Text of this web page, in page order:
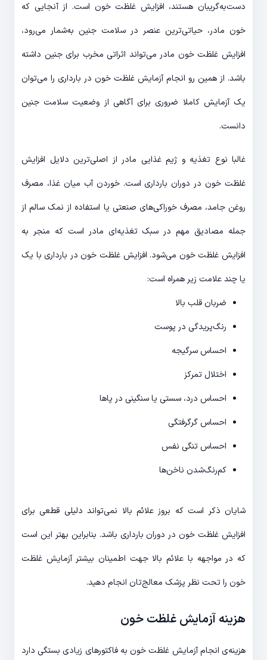
دست‌به‌گریبان هستند، افزایش غلظت خون است. از آنجایی که
خون مادر، حیاتی‌ترین عنصر در سلامت جنین به‌شمار می‌رود،
افزایش غلظت خون مادر می‌تواند اثراتی مخرب برای جنین داشته
باشد. از همین رو انجام آزمایش غلظت خون در بارداری را می‌توان
یک آزمایش کاملا ضروری برای آگاهی از وضعیت سلامت جنین
دانست.
غالبا نوع تغذیه و ژیم غذایی مادر از اصلی‌ترین دلایل افزایش
غلظت خون در دوران بارداری است. خوردن آب میان غذا، مصرف
روغن‌ جامد، مصرف خوراکی‌های صنعتی یا استفاده از نمک سالم از
جمله مصادیق مهم در سبک تغذیه‌ای مادر است که منجر به
افزایش غلظت خون می‌شود. افزایش غلظت خون در بارداری با یک
یا چند علامت زیر همراه است:
ضربان قلب بالا
رنگ‌پریدگی در پوست
احساس سرگیجه
اختلال تمرکز
احساس درد، سستی یا سنگینی در پاها
احساس گرگرفتگی
احساس تنگی نفس
کم‌رنگ‌شدن ناخن‌ها
شایان ذکر است که بروز علائم بالا نمی‌تواند دلیلی قطعی برای
افزایش غلظت خون در دوران بارداری باشد. بنابراین بهتر این است
که در مواجهه با علائم بالا جهت اطمینان بیشتر آزمایش غلظت
خون را تحت نظر پزشک معالج‌تان انجام دهید.
هزینه آزمایش غلظت خون
هزینه‌ی انجام آزمایش غلظت خون به فاکتورهای زیادی بستگی دارد